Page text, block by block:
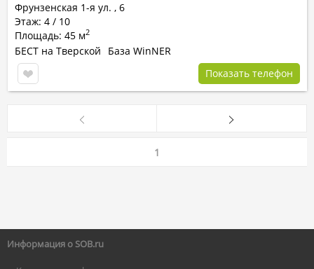
Фрунзенская 1-я ул. , 6
Этаж: 4 / 10
Площадь: 45 м2
БЕСТ на Тверской
База WinNER
Показать телефон
1
Информация о SOB.ru